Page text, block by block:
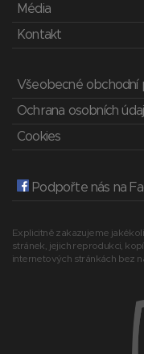
Média
Kontakt
Všeobecné obchodní
Ochrana osobních
Cookies
Podpořte nás na
Explicitně zakazujeme
stránek, jejich reprodukci,
internetových stránkách bez